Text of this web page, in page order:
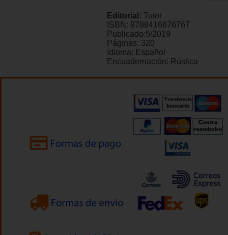
Editorial: Tutor
ISBN: 9788416676767
Publicado:5/2019
Páginas: 320
Idioma: Español
Encuadernación: Rústica